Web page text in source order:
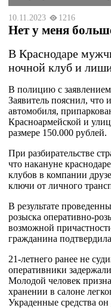
10.11.2023 1216
Нет у меня
В Краснодаре
ночной клуб и
В полицию с заявлением
Заявитель пояснил, что
автомобиля,
Красноармейской и
размере 150.000 рублей.
При разбирательстве
что накануне
клубов в компании
ключи от личного
В результате
розыска оперативно-
возможной
гражданина
21-летнего ранее не
оперативники
Молодой человек
хранении в салоне
Украденные средства он